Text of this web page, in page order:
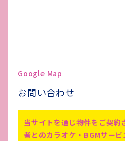
備考
空調設
Google Map
お問い合わせ
当サイトを通じ物件をご契約
者とのカラオケ・BGMサー